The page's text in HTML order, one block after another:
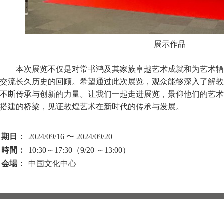
展示作品
本次展览不仅是对常书鸿及其家族卓越艺术成就和为艺术
交流长久历史的回顾。希望通过此次展览，观众能够深入了解
不断传承与创新的力量。让我们一起走进展览，景仰他们的艺
搭建的桥梁，见证敦煌艺术在新时代的传承与发展。
期日：
2024/09/16 〜 2024/09/20
時間：
10:30～17:30（9/20 ～13:00）
会場：
中国文化中心